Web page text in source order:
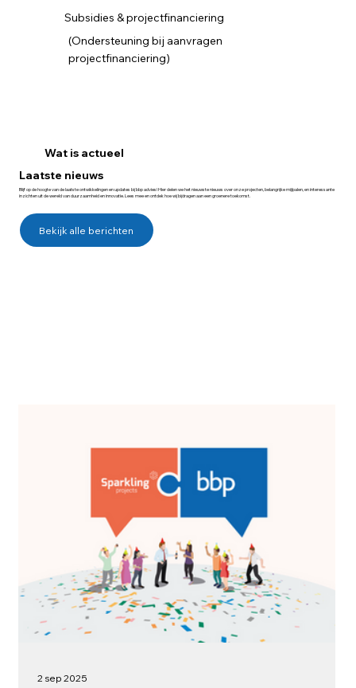
Subsidies & projectfinanciering
(Ondersteuning bij aanvragen
projectfinanciering)
Wat is actueel
Laatste nieuws
Blijf op de hoogte van de laatste ontwikkelingen en updates bij bbp advies! Hier delen we het nieuwste nieuws over onze projecten, belangrijke mijlpalen, en interessante
inzichten uit de wereld van duurzaamheid en innovatie. Lees mee en ontdek hoe wij bijdragen aan een groenere toekomst.
Bekijk alle berichten
2 sep 2025